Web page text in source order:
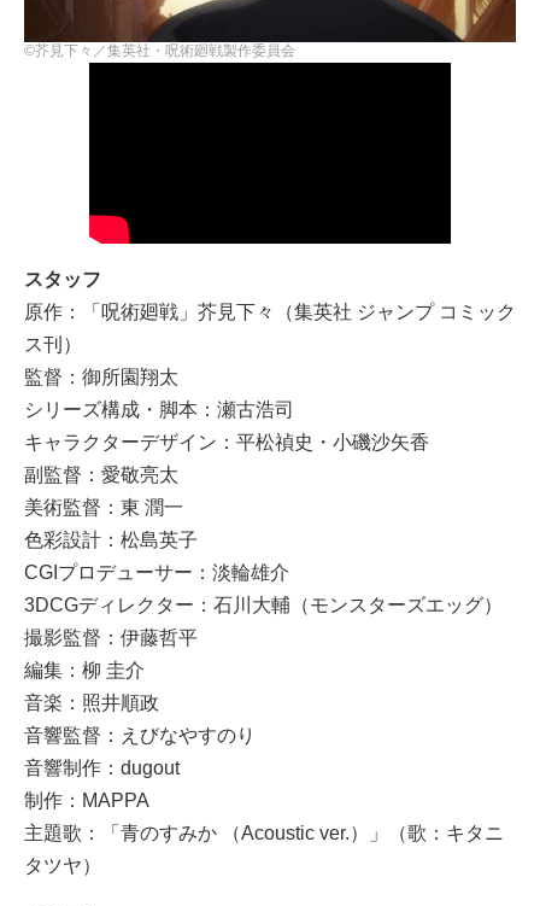
©芥見下々／集英社・呪術廻戦製作委員会
スタッフ
原作：「呪術廻戦」芥見下々（集英社 ジャンプ コミック
ス刊）
監督：御所園翔太
シリーズ構成・脚本：瀬古浩司
キャラクターデザイン：平松禎史・小磯沙矢香
副監督：愛敬亮太
美術監督：東 潤一
色彩設計：松島英子
CGIプロデューサー：淡輪雄介
3DCGディレクター：石川大輔（モンスターズエッグ）
撮影監督：伊藤哲平
編集：柳 圭介
音楽：照井順政
音響監督：えびなやすのり
音響制作：dugout
制作：MAPPA
主題歌：「青のすみか （Acoustic ver.）」（歌：キタニ
タツヤ）